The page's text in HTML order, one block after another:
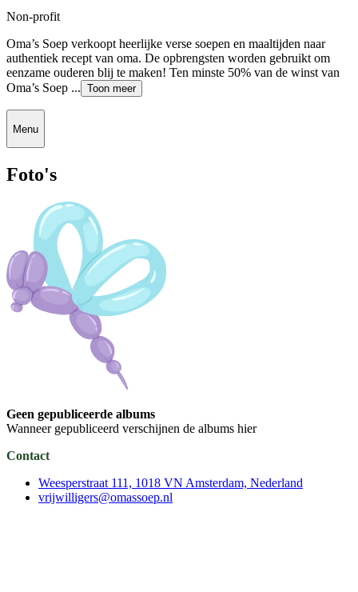
Non-profit
Oma’s Soep verkoopt heerlijke verse soepen en maaltijden naar
authentiek recept van oma. De opbrengsten worden gebruikt om
eenzame ouderen blij te maken! Ten minste 50% van de winst van
Oma’s Soep ... Toon meer
Menu
Foto's
Geen gepubliceerde albums
Wanneer gepubliceerd verschijnen de albums hier
Contact
Weesperstraat 111, 1018 VN Amsterdam, Nederland
vrijwilligers@omassoep.nl